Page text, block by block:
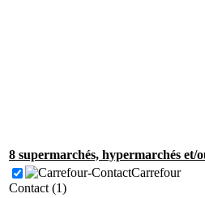
8 supermarchés, hypermarchés et/
Carrefour
Contact (1)